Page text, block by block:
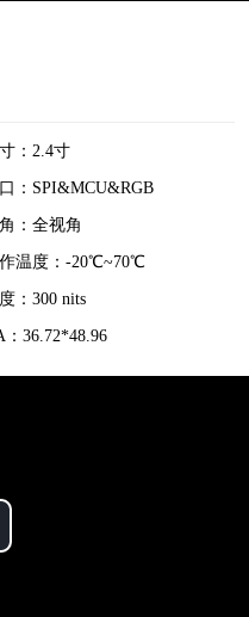
：2.4寸
：SPI&MCU&RGB
：全视角
温度：-20℃~70℃
：300 nits
：36.72*48.96